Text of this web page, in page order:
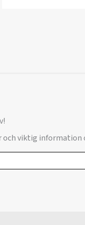
viktig information